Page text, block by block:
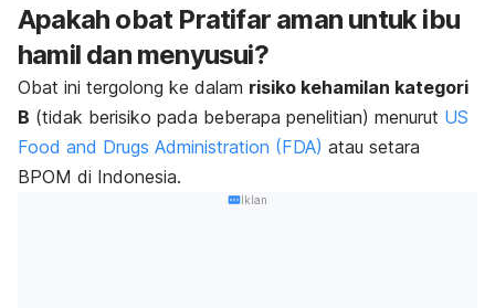
Apakah obat Pratifar aman untuk ibu
hamil dan menyusui?
Obat ini tergolong ke dalam risiko kehamilan kategori
B (tidak berisiko pada beberapa penelitian) menurut US
Food and Drugs Administration (FDA) atau setara
BPOM di Indonesia.
Iklan